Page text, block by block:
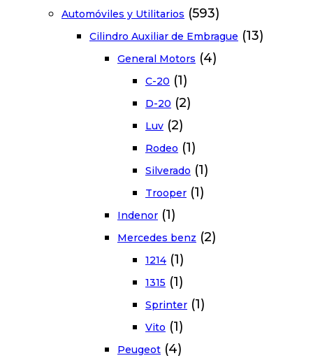
Automóviles y Utilitarios (593)
Cilindro Auxiliar de Embrague (13)
General Motors (4)
C-20 (1)
D-20 (2)
Luv (2)
Rodeo (1)
Silverado (1)
Trooper (1)
Indenor (1)
Mercedes benz (2)
1214 (1)
1315 (1)
Sprinter (1)
Vito (1)
Peugeot (4)